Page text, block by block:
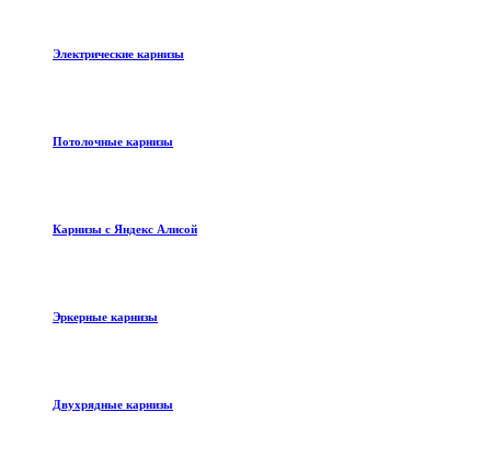
Электрические карнизы
Потолочные карнизы
Карнизы с Яндекс Алисой
Эркерные карнизы
Двухрядные карнизы